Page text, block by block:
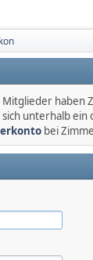
haben
unterhalb ein
bei